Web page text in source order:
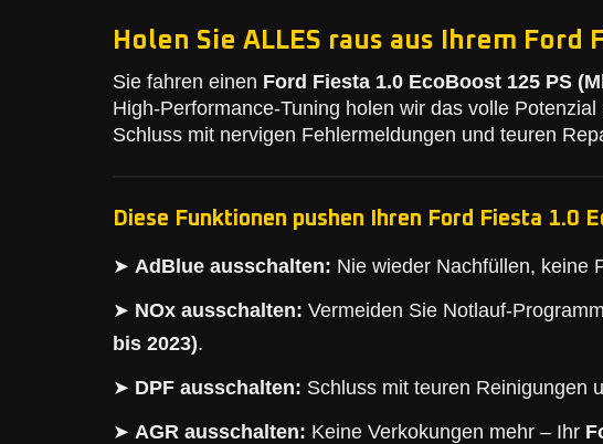
Holen Sie ALLES raus aus Ihrem Ford
Sie fahren einen Ford Fiesta 1.0 EcoBoost 125 PS
High-Performance-Tuning holen wir das volle
Schluss mit nervigen Fehlermeldungen und teuren
Diese Funktionen pushen Ihren Ford Fiesta 1.0
➤ AdBlue ausschalten: Nie wieder Nachfüllen, keine
➤ NOx ausschalten: Vermeiden Sie Notlauf-
bis 2023).
➤ DPF ausschalten: Schluss mit teuren Reinigungen
➤ AGR ausschalten: Keine Verkokungen mehr – Ihr